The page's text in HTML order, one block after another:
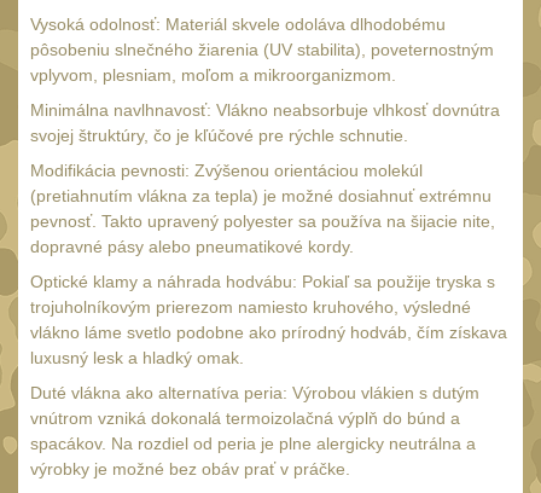
Vysoká odolnosť: Materiál skvele odoláva dlhodobému
pôsobeniu slnečného žiarenia (UV stabilita), poveternostným
vplyvom, plesniam, moľom a mikroorganizmom.
Minimálna navlhnavosť: Vlákno neabsorbuje vlhkosť dovnútra
svojej štruktúry, čo je kľúčové pre rýchle schnutie.
Modifikácia pevnosti: Zvýšenou orientáciou molekúl
(pretiahnutím vlákna za tepla) je možné dosiahnuť extrémnu
pevnosť. Takto upravený polyester sa používa na šijacie nite,
dopravné pásy alebo pneumatikové kordy.
Optické klamy a náhrada hodvábu: Pokiaľ sa použije tryska s
trojuholníkovým prierezom namiesto kruhového, výsledné
vlákno láme svetlo podobne ako prírodný hodváb, čím získava
luxusný lesk a hladký omak.
Duté vlákna ako alternatíva peria: Výrobou vlákien s dutým
vnútrom vzniká dokonalá termoizolačná výplň do búnd a
spacákov. Na rozdiel od peria je plne alergicky neutrálna a
výrobky je možné bez obáv prať v práčke.